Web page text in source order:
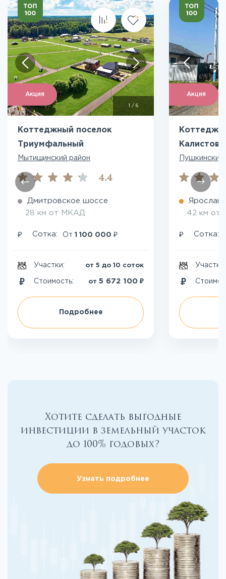
Акция
1 / 6
Коттеджный поселок
Триумфальный
Мытищинский район
4.4
Дмитровское шоссе
28 км от МКАД
₽ Сотка: От 1 100 000 ₽
Участки: от 5 до 10 соток
Стоимость: от 5 672 100 ₽
Подробнее
Акция
Калистово
Пушкинский
42 км от
₽ Сотка:
Участки:
Хотите сделать выгодные
инвестиции в земельный участок
до 100% годовых?
Узнать подробнее